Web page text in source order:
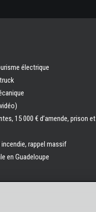
électrique
15 000 € d’amende, prison et
rappel massif
en Guadeloupe